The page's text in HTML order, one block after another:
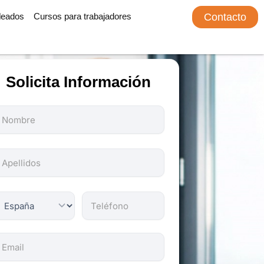
Cursos para trabajadores Contacto
Solicita Información